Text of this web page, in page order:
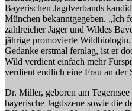
Bayerischen Jagdverbands
München bekanntgegeben. „Ich
zahlreicher Jäger und Wildes
jährige promovierte
Gedanke erstmal fernlag, ist er
Wild verdient einfach mehr
verdient endlich eine Frau an der
Dr. Miller, geboren am
bayerische Jagdszene sowie die